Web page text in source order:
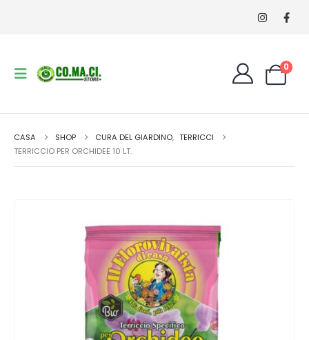
0
CASA SHOP CURA DEL GIARDINO, TERRICCI
TERRICCIO PER ORCHIDEE 10 LT.